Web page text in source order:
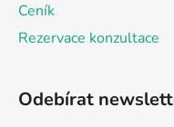
Ceník
Rezervace konzultace
Odebírat